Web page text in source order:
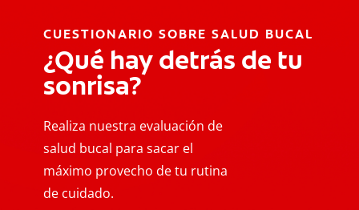
CUESTIONARIO SOBRE SALUD BUCAL
¿Qué hay detrás de tu
sonrisa?
Realiza nuestra evaluación de
salud bucal para sacar el
máximo provecho de tu rutina
de cuidado.